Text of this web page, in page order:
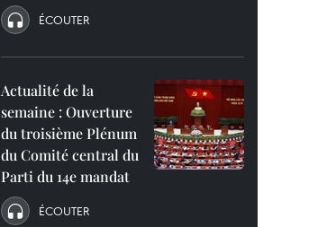
ÉCOUTER
Actualité de la
semaine : Ouverture
du troisième Plénum
du Comité central du
Parti du 14e mandat
ÉCOUTER